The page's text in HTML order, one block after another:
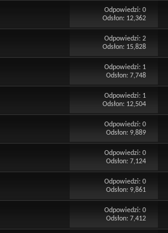
Odpowiedzi:0
Odsłon: 12,362
Odpowiedzi:2
Odsłon: 15,828
Odpowiedzi: 1
Odsłon: 7,748
Odpowiedzi: 1
Odsłon: 12,504
Odpowiedzi:0
Odsłon: 9,889
Odpowiedzi:0
Odsłon: 7,124
Odpowiedzi:0
Odsłon: 9,861
Odpowiedzi:0
Odsłon: 7,412